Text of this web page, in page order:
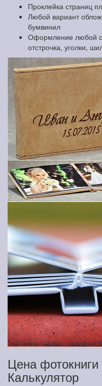
Проклейка страниц
Любой вариант
бумвинил
Оформление любой
отстрочка, уголки,
Цена
Калькулятор